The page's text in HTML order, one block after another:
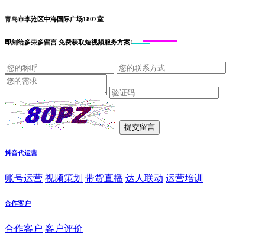
青岛市李沧区中海国际广场1807室
即刻给多荣多留言 免费获取短视频服务方案!
抖音代运营
账号运营 视频策划 带货直播 达人联动 运营培训
合作客户
合作客户 客户评价